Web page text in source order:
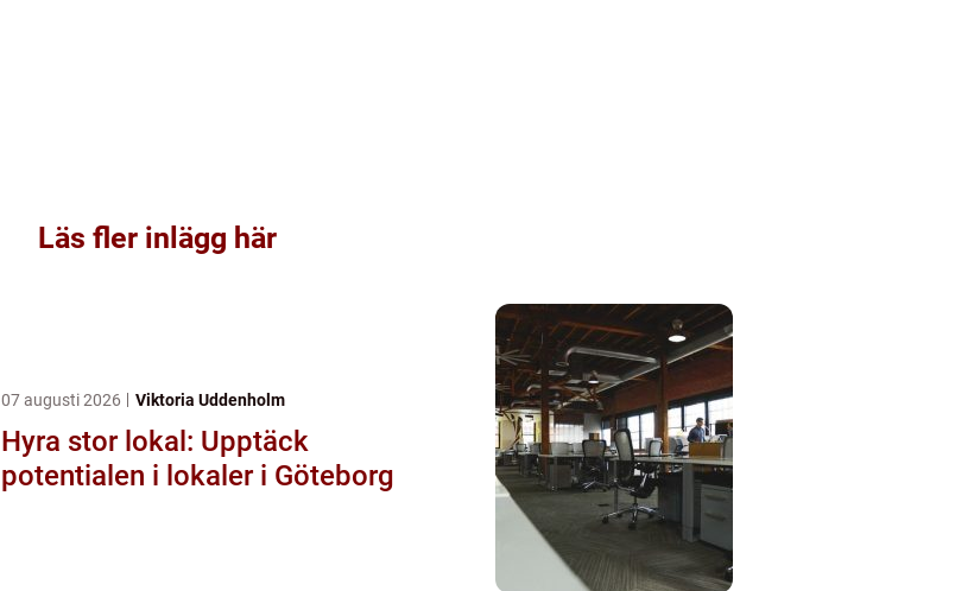
Läs fler inlägg här
07 augusti 2026 Viktoria Uddenholm
Hyra stor lokal: Upptäck
potentialen i lokaler i Göteborg